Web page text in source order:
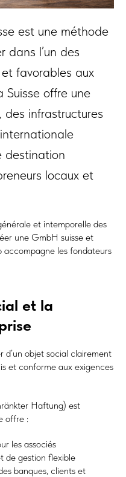
est une méthode
dans l’un des
favorables aux
Suisse offre une
des infrastructures
destination
locaux et
et intemporelle des
une GmbH suisse et
accompagne les fondateurs
et la
d’un objet social clairement
et conforme aux exigences
Haftung) est
offre :
les associés
de gestion flexible
banques, clients et